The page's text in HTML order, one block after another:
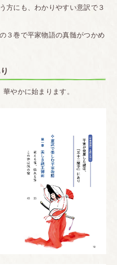
にも、わかりやすい意訳で３
３巻で平家物語の真髄がつかめ
やかに始まります。